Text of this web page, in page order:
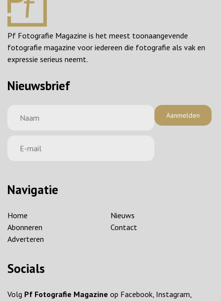
Pf Fotografie Magazine is het meest toonaangevende
fotografie magazine voor iedereen die fotografie als vak en
expressie serieus neemt.
Nieuwsbrief
Aanmelden
Navigatie
Home
Nieuws
Abonneren
Contact
Adverteren
Socials
Volg Pf Fotografie Magazine op Facebook, Instagram,